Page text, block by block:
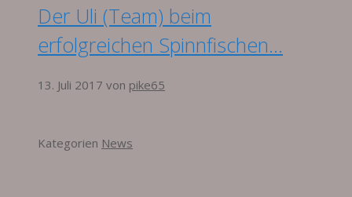
Der Uli (Team) beim
erfolgreichen Spinnfischen…
13. Juli 2017 von pike65
Kategorien News